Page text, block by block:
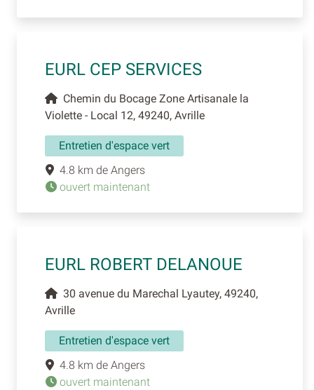
EURL CEP SERVICES
Chemin du Bocage Zone Artisanale la
Violette - Local 12, 49240, Avrille
Entretien d'espace vert
4.8 km de Angers
ouvert maintenant
EURL ROBERT DELANOUE
30 avenue du Marechal Lyautey, 49240,
Avrille
Entretien d'espace vert
4.8 km de Angers
ouvert maintenant